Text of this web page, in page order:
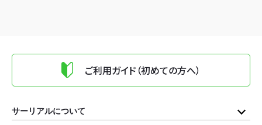
ご利用ガイド（初めての方へ）
サーリアルについて